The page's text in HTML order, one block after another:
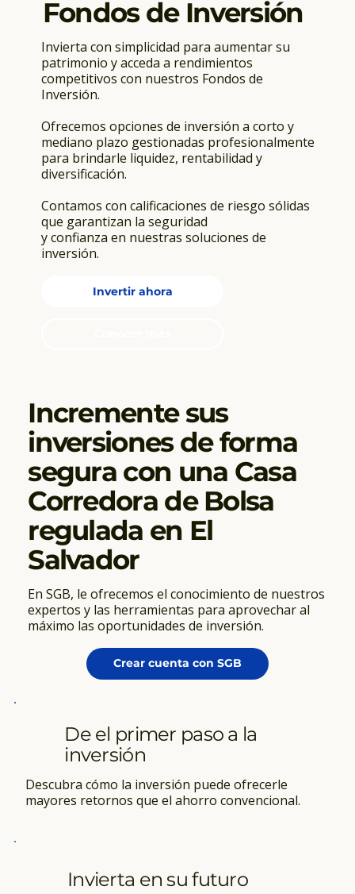
Fondos de Inversión
Invierta con simplicidad para aumentar su
patrimonio y acceda a rendimientos
competitivos con nuestros Fondos de
Inversión.
Ofrecemos opciones de inversión a corto y
mediano plazo gestionadas profesionalmente
para brindarle liquidez, rentabilidad y
diversificación.
Contamos con calificaciones de riesgo sólidas
que garantizan la seguridad
y confianza en nuestras soluciones de
inversión.
Invertir ahora
Incremente sus
inversiones de forma
segura con una Casa
Corredora de Bolsa
regulada en El
Salvador
En SGB, le ofrecemos el conocimiento de nuestros
expertos y las herramientas para aprovechar al
máximo las oportunidades de inversión.
Crear cuenta con SGB
De el primer paso a la
inversión
Descubra cómo la inversión puede ofrecerle
mayores retornos que el ahorro convencional.
Invierta en su futuro